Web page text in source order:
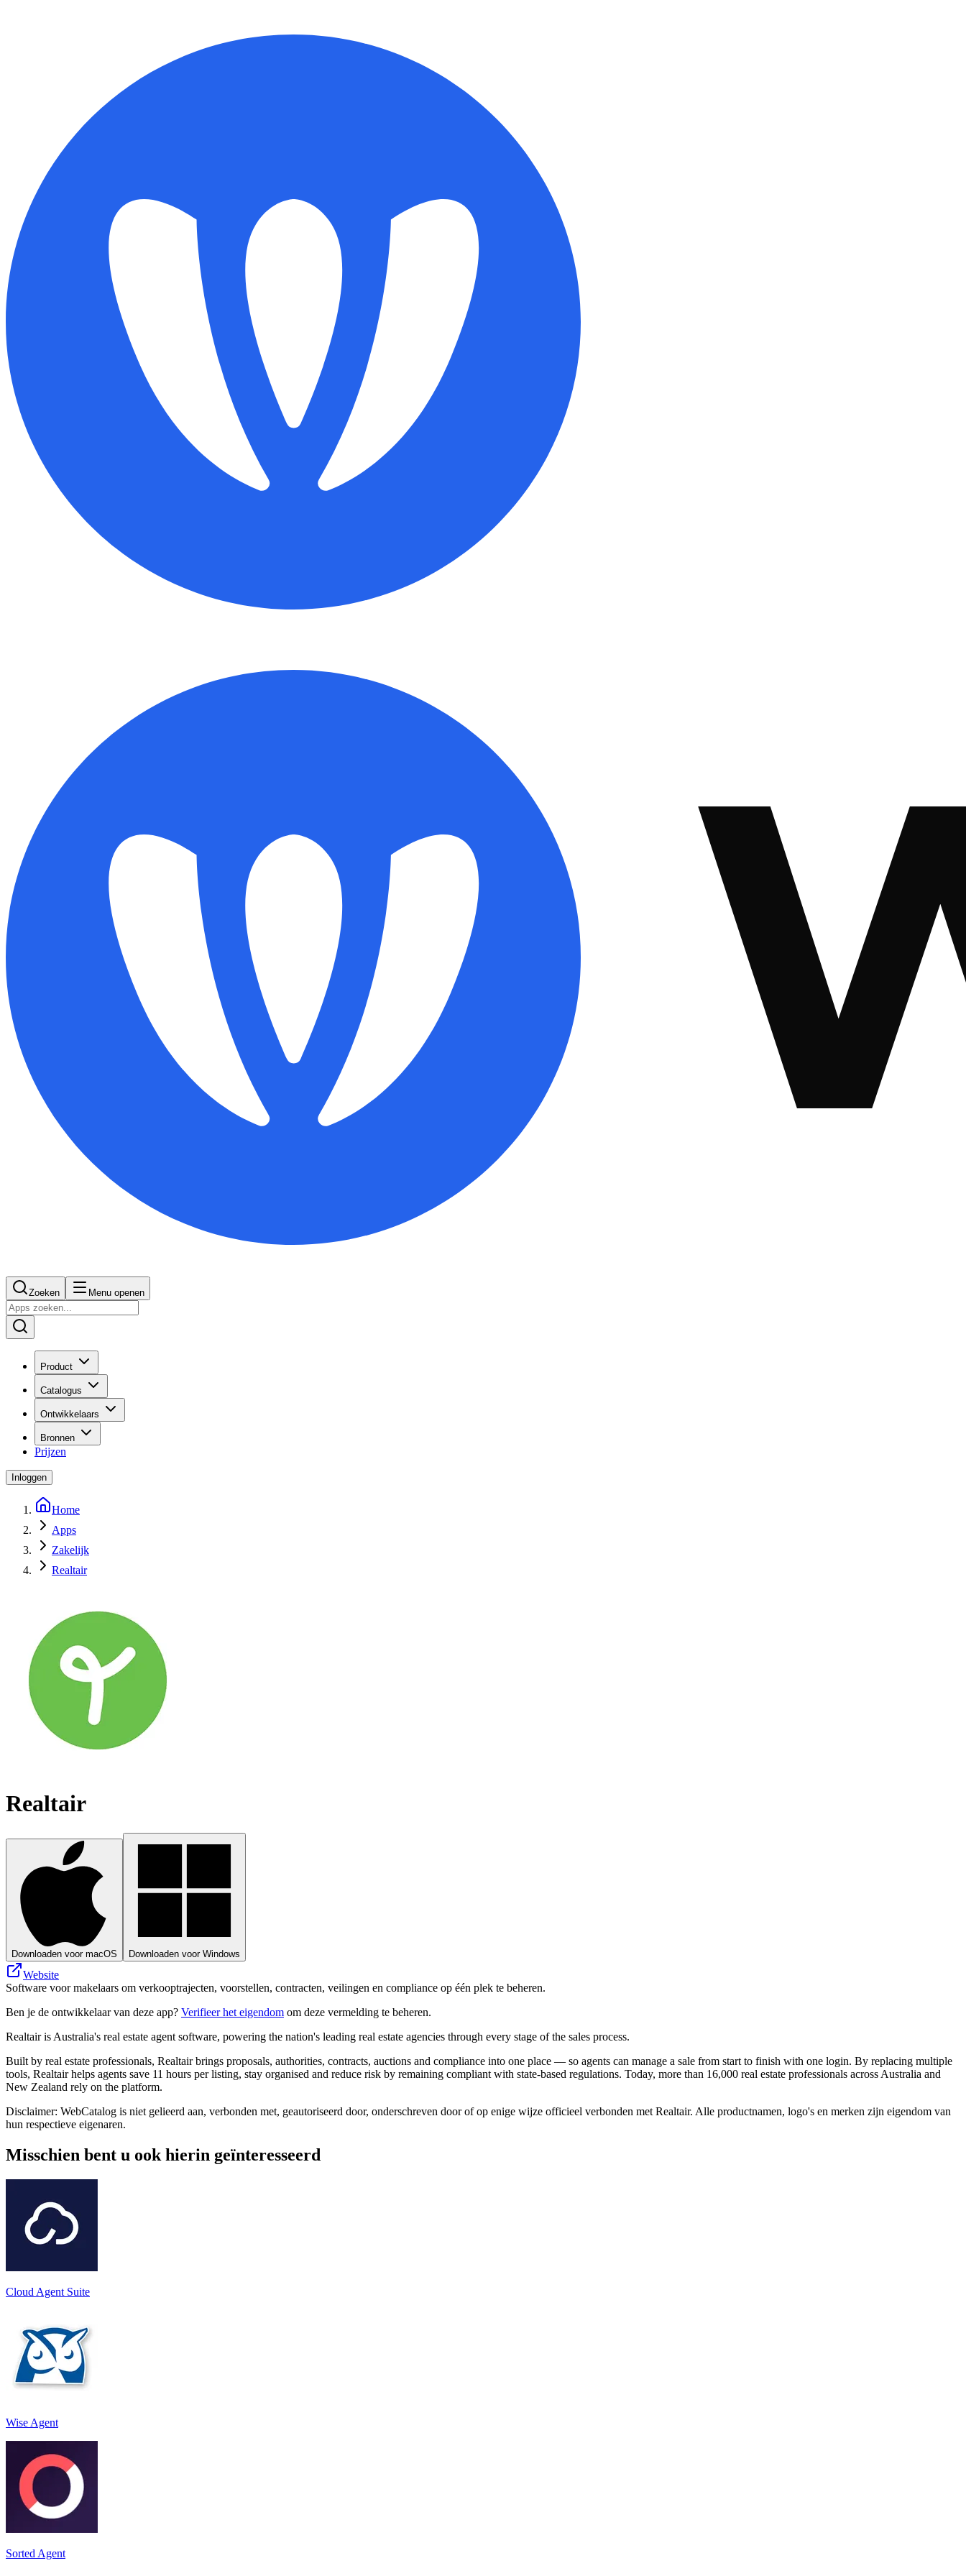
Zoeken Menu openen
Product
Catalogus
Ontwikkelaars
Bronnen
Prijzen
Inloggen
Home
Apps
Zakelijk
Realtair
Realtair
Downloaden voor macOS Downloaden voor Windows
Website
Software voor makelaars om verkooptrajecten, voorstellen, contracten, veilingen en compliance op één plek te beheren.
Ben je de ontwikkelaar van deze app? Verifieer het eigendom om deze vermelding te beheren.
Realtair is Australia's real estate agent software, powering the nation's leading real estate agencies through every stage of the sales process.
Built by real estate professionals, Realtair brings proposals, authorities, contracts, auctions and compliance into one place — so agents can manage a sale from start to finish with one login. By replacing multiple
tools, Realtair helps agents save 11 hours per listing, stay organised and reduce risk by remaining compliant with state‑based regulations. Today, more than 16,000 real estate professionals across Australia and
New Zealand rely on the platform.
Disclaimer: WebCatalog is niet gelieerd aan, verbonden met, geautoriseerd door, onderschreven door of op enige wijze officieel verbonden met Realtair. Alle productnamen, logo's en merken zijn eigendom van
hun respectieve eigenaren.
Misschien bent u ook hierin geïnteresseerd
Cloud Agent Suite
Wise Agent
Sorted Agent